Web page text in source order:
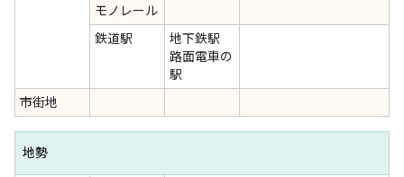
モノレール
鉄道駅
地下鉄駅
路面電車の
駅
市街地
地勢